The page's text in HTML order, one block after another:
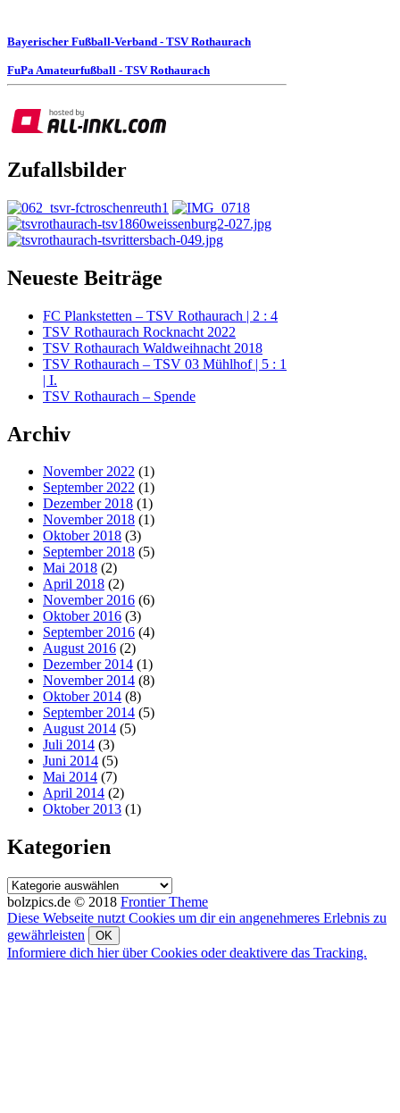
Bayerischer Fußball-Verband - TSV Rothaurach
FuPa Amateurfußball - TSV Rothaurach
Zufallsbilder
Neueste Beiträge
FC Plankstetten – TSV Rothaurach | 2 : 4
TSV Rothaurach Rocknacht 2022
TSV Rothaurach Waldweihnacht 2018
TSV Rothaurach – TSV 03 Mühlhof | 5 : 1
| I.
TSV Rothaurach – Spende
Archiv
November 2022 (1)
September 2022 (1)
Dezember 2018 (1)
November 2018 (1)
Oktober 2018 (3)
September 2018 (5)
Mai 2018 (2)
April 2018 (2)
November 2016 (6)
Oktober 2016 (3)
September 2016 (4)
August 2016 (2)
Dezember 2014 (1)
November 2014 (8)
Oktober 2014 (8)
September 2014 (5)
August 2014 (5)
Juli 2014 (3)
Juni 2014 (5)
Mai 2014 (7)
April 2014 (2)
Oktober 2013 (1)
Kategorien
Kategorien
bolzpics.de © 2018 Frontier Theme
Diese Webseite nutzt Cookies um dir ein angenehmeres Erlebnis zu
gewährleisten
OK
Informiere dich hier über Cookies oder deaktivere das Tracking.